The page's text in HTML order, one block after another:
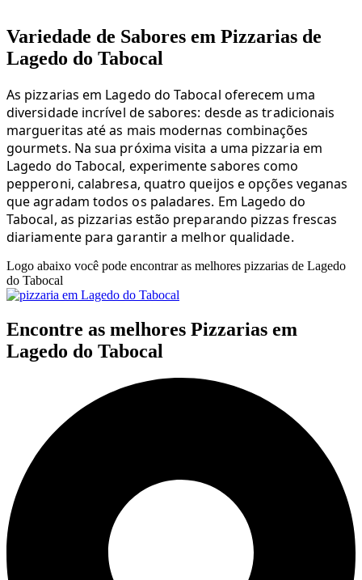
Variedade de Sabores em Pizzarias de
Lagedo do Tabocal
As pizzarias em Lagedo do Tabocal oferecem uma
diversidade incrível de sabores: desde as tradicionais
margueritas até as mais modernas combinações
gourmets. Na sua próxima visita a uma pizzaria em
Lagedo do Tabocal, experimente sabores como
pepperoni, calabresa, quatro queijos e opções veganas
que agradam todos os paladares. Em Lagedo do
Tabocal, as pizzarias estão preparando pizzas frescas
diariamente para garantir a melhor qualidade.
Logo abaixo você pode encontrar as melhores pizzarias de Lagedo
do Tabocal
Encontre as melhores Pizzarias em
Lagedo do Tabocal